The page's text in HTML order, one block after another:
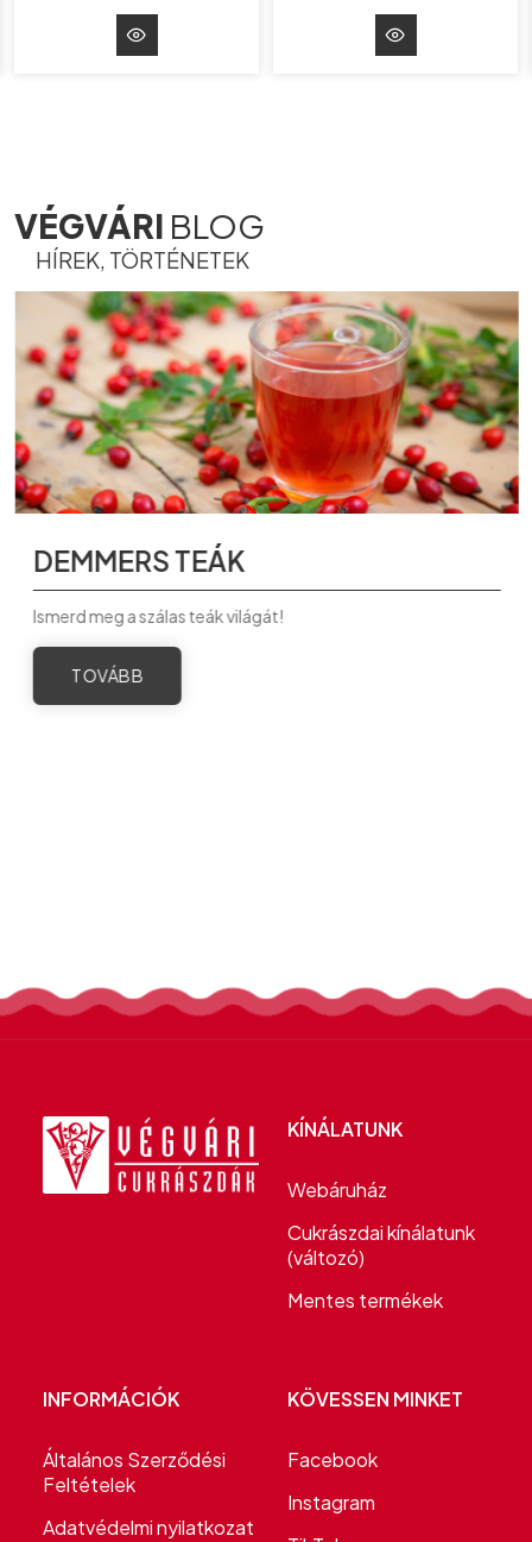
VÉGVÁRI BLOG
HÍREK, TÖRTÉNETEK
DEMMERS TEÁK
Ismerd meg a szálas teák világát!
TOVÁBB
KÍNÁLATUNK
Webáruház
Cukrászdai kínálatunk
(változó)
Mentes termékek
INFORMÁCIÓK
Általános Szerződési
Feltételek
Adatvédelmi nyilatkozat
KÖVESSEN MINKET
Facebook
Instagram